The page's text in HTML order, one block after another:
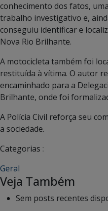
conhecimento dos fatos,
trabalho investigativo e,
conseguiu identificar e
Nova Rio Brilhante.
A motocicleta também foi
restituída à vítima. O autor
encaminhado para a
Brilhante, onde foi
A Polícia Civil reforça seu
a sociedade.
Categorias :
Geral
Veja Também
Sem posts recentes